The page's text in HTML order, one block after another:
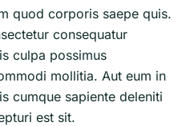
quod corporis saepe quis.
consequatur
culpa possimus
mollitia. Aut eum in
cumque sapiente deleniti
est sit.